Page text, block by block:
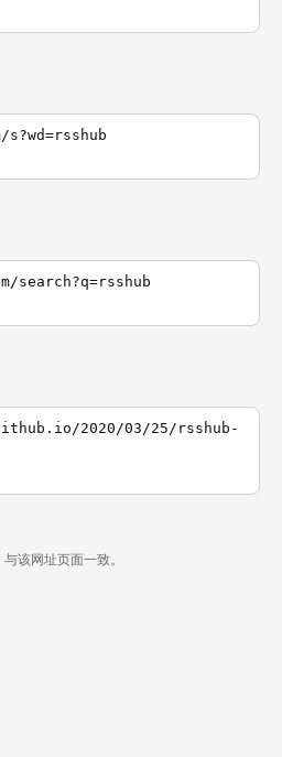
search?q=rsshub
2020/03/25/rsshub-
该网址页面一致。